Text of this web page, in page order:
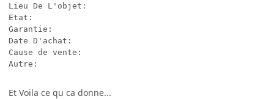
Lieu De L'objet:
Etat:
Garantie:
Date D'achat:
Cause de vente:
Autre:
Et Voila ce qu ca donne...